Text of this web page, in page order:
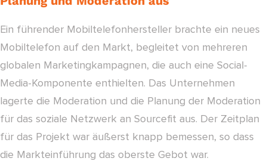
Ein führender Mobiltelefonhersteller brachte ein neues
Mobiltelefon auf den Markt, begleitet von mehreren
globalen Marketingkampagnen, die auch eine Social-
Media-Komponente enthielten. Das Unternehmen
lagerte die Moderation und die Planung der Moderation
für das soziale Netzwerk an Sourcefit aus. Der Zeitplan
für das Projekt war äußerst knapp bemessen, so dass
die Markteinführung das oberste Gebot war.